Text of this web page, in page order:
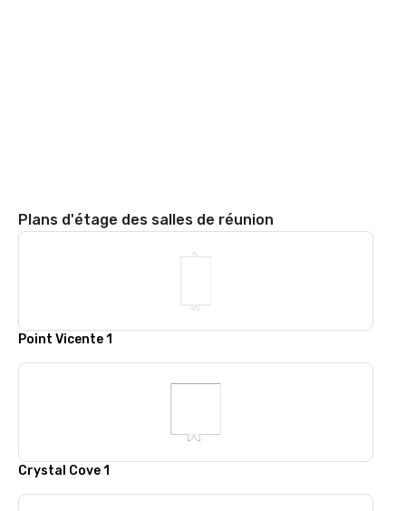
Plans d'étage des salles de réunion
Point Vicente 1
Crystal Cove 1